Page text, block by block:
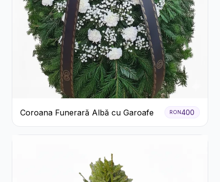
Coroana Funerară Albă cu Garoafe RON400